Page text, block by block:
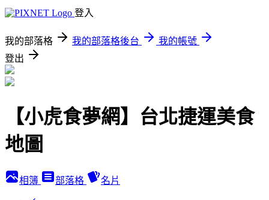
登入
我的部落格 我的部落格後台
我的帳號
登出
【小虎食夢網】台北捷運美食
地圖
相簿 部落格 名片